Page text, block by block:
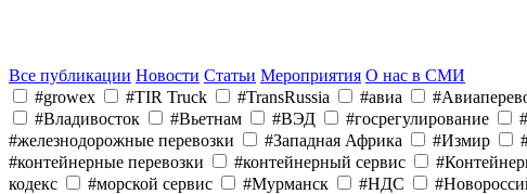
Все публикации Новости Статьи Мероприятия О нас в СМИ
#growex
#TIR Truck #TransRussia #авиа
#Владивосток
#Вьетнам #ВЭД #госрегулирование
#железнодорожные перевозки
#Западная Африка #Измир
#контейнерные перевозки
#контейнерный сервис
кодекс
#морской сервис #Мурманск #НДС